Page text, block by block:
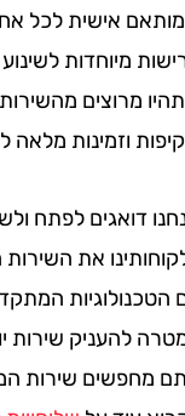
אישית לכל אחד.
מיוחדות לשינוע
מהשירות.
וזמינות מלאה לכל
לפתח ולשפר
את השירות
המתקדמות
שירות יוצא
שירות